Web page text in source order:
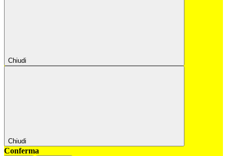
Chiudi
Chiudi
Conferma